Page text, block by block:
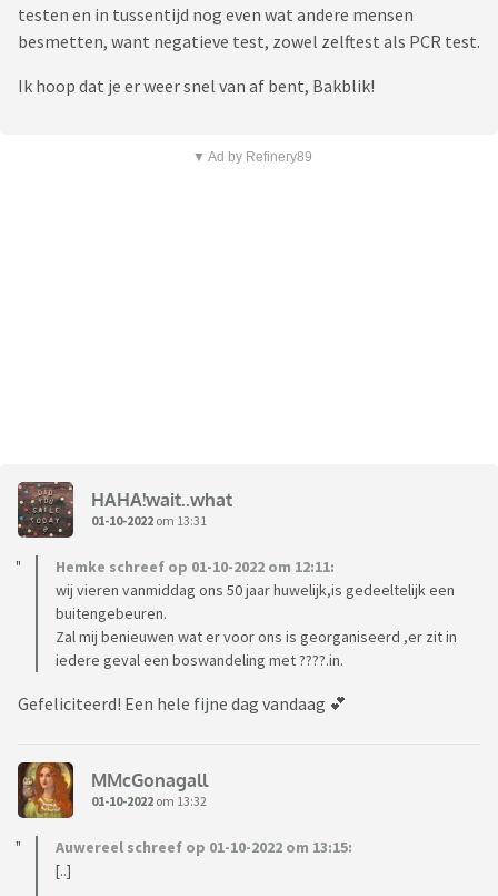
testen en in tussentijd nog even wat andere mensen
besmetten, want negatieve test, zowel zelftest als PCR test.
Ik hoop dat je er weer snel van af bent, Bakblik!
▼ Ad by Refinery89
HAHA!wait..what
01-10-2022 om 13:31
Hemke schreef op 01-10-2022 om 12:11:
wij vieren vanmiddag ons 50 jaar huwelijk,is gedeeltelijk een
buitengebeuren.
Zal mij benieuwen wat er voor ons is georganiseerd ,er zit in
iedere geval een boswandeling met ????.in.
Gefeliciteerd! Een hele fijne dag vandaag 💕
MMcGonagall
01-10-2022 om 13:32
Auwereel schreef op 01-10-2022 om 13:15:
[..]